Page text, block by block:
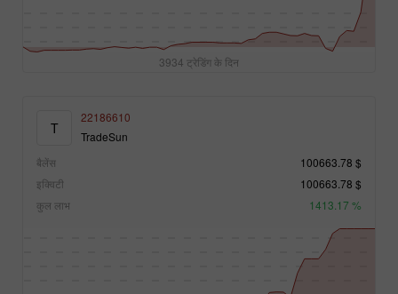
3934 ट्रेडिंग के दिन
T
22186610
TradeSun
बैलेंस
100663.78 $
इक्विटी
100663.78 $
कुल लाभ
1413.17 %